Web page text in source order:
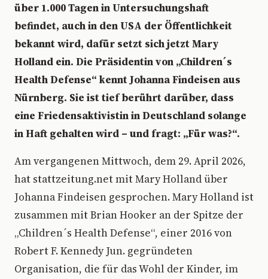
über 1.000 Tagen in Untersuchungshaft
befindet, auch in den USA der Öffentlichkeit
bekannt wird, dafür setzt sich jetzt Mary
Holland ein. Die Präsidentin von „Children´s
Health Defense“ kennt Johanna Findeisen aus
Nürnberg. Sie ist tief berührt darüber, dass
eine Friedensaktivistin in Deutschland solange
in Haft gehalten wird – und fragt: „Für was?“.
Am vergangenen Mittwoch, dem 29. April 2026,
hat stattzeitung.net mit Mary Holland über
Johanna Findeisen gesprochen. Mary Holland ist
zusammen mit Brian Hooker an der Spitze der
„Children´s Health Defense“, einer 2016 von
Robert F. Kennedy Jun. gegründeten
Organisation, die für das Wohl der Kinder, im